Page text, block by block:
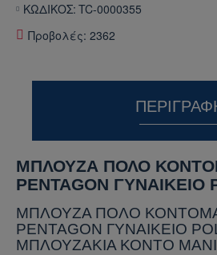
ΚΩΔΙΚΟΣ: TC-0000355
Προβολές: 2362
ΜΠΛΟΥΖΑ ΠΟΛΟ
PENTAGON ΓΥΝΑΙΚΕΙΟ
ΜΠΛΟΥΖΑ ΠΟΛΟ
PENTAGON ΓΥΝΑΙΚΕΙΟ
ΜΠΛΟΥΖΑΚΙΑ ΚΟΝΤΟ